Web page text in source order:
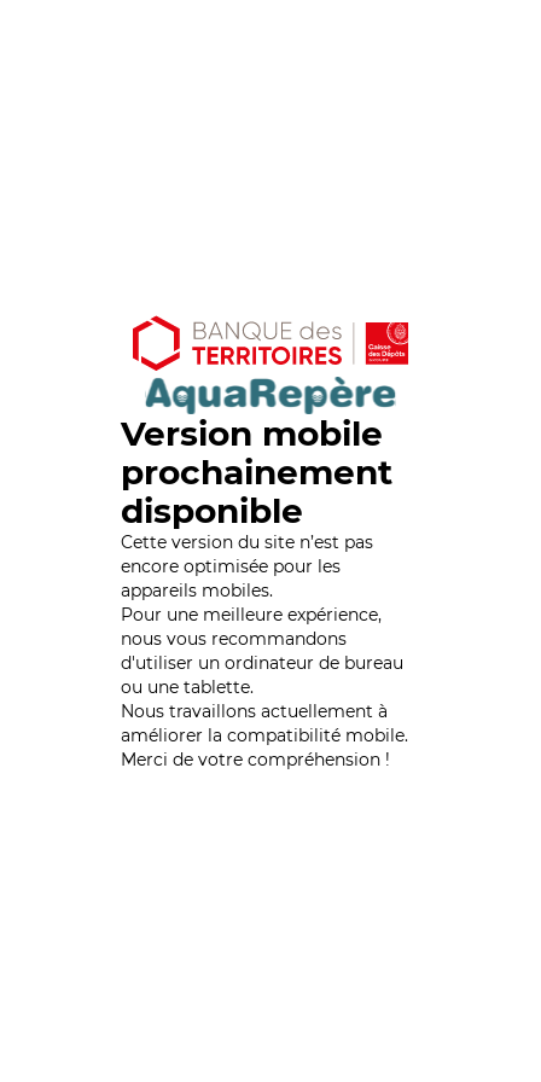
Version mobile
prochainement
disponible
Cette version du site n’est pas
encore optimisée pour les
appareils mobiles.
Pour une meilleure expérience,
nous vous recommandons
d'utiliser un ordinateur de bureau
ou une tablette.
Nous travaillons actuellement à
améliorer la compatibilité mobile.
Merci de votre compréhension !